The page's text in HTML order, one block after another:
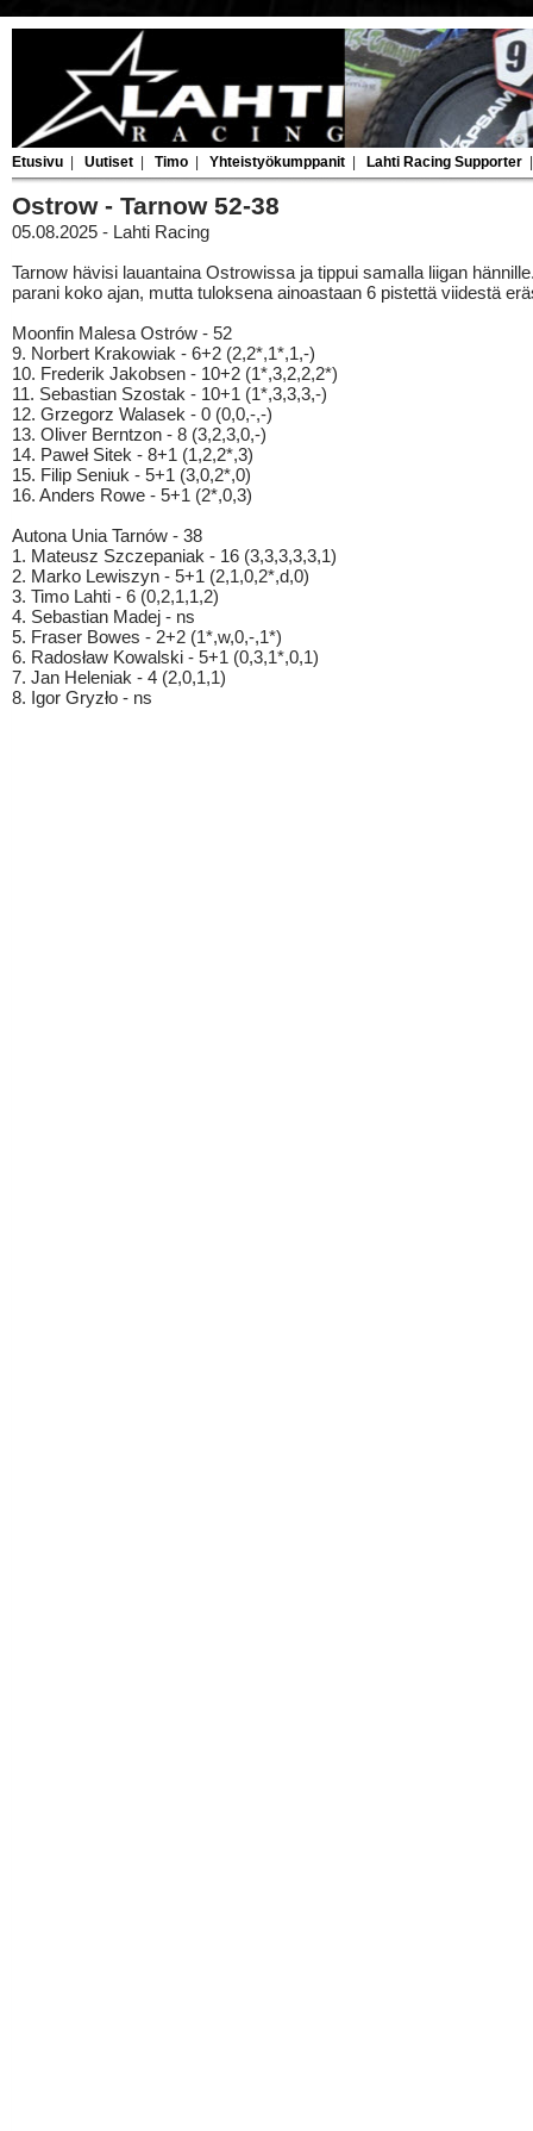
Etusivu Uutiset Timo Yhteistyökumppanit Lahti Racing Supporter
Ostrow - Tarnow 52-38
05.08.2025 - Lahti Racing
Tarnow hävisi lauantaina Ostrowissa ja tippui samalla liigan
parani koko ajan, mutta tuloksena ainoastaan 6 pistettä viidestä
Moonfin Malesa Ostrów - 52
9. Norbert Krakowiak - 6+2 (2,2*,1*,1,-)
10. Frederik Jakobsen - 10+2 (1*,3,2,2,2*)
11. Sebastian Szostak - 10+1 (1*,3,3,3,-)
12. Grzegorz Walasek - 0 (0,0,-,-)
13. Oliver Berntzon - 8 (3,2,3,0,-)
14. Paweł Sitek - 8+1 (1,2,2*,3)
15. Filip Seniuk - 5+1 (3,0,2*,0)
16. Anders Rowe - 5+1 (2*,0,3)
Autona Unia Tarnów - 38
1. Mateusz Szczepaniak - 16 (3,3,3,3,3,1)
2. Marko Lewiszyn - 5+1 (2,1,0,2*,d,0)
3. Timo Lahti - 6 (0,2,1,1,2)
4. Sebastian Madej - ns
5. Fraser Bowes - 2+2 (1*,w,0,-,1*)
6. Radosław Kowalski - 5+1 (0,3,1*,0,1)
7. Jan Heleniak - 4 (2,0,1,1)
8. Igor Gryzło - ns